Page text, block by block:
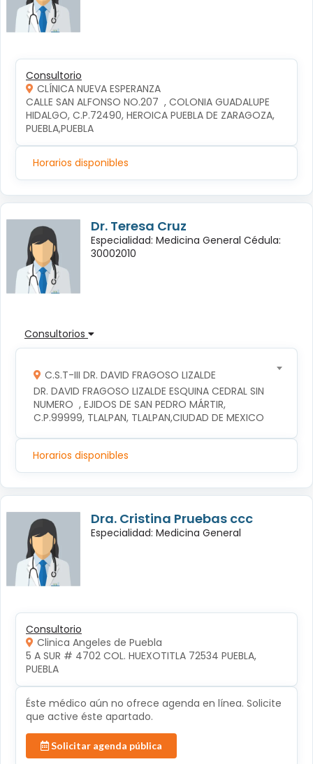
Consultorio
CLÍNICA NUEVA ESPERANZA
CALLE SAN ALFONSO NO.207  , COLONIA GUADALUPE
HIDALGO, C.P.72490, HEROICA PUEBLA DE ZARAGOZA,
PUEBLA,PUEBLA
Horarios disponibles
Dr. Teresa Cruz
Especialidad: Medicina General Cédula:
30002010
Consultorios
C.S.T-III DR. DAVID FRAGOSO LIZALDE
DR. DAVID FRAGOSO LIZALDE ESQUINA CEDRAL SIN
NUMERO  , EJIDOS DE SAN PEDRO MÁRTIR,
C.P.99999, TLALPAN, TLALPAN,CIUDAD DE MEXICO
Horarios disponibles
Dra. Cristina Pruebas ccc
Especialidad: Medicina General
Consultorio
Clinica Angeles de Puebla
5 A SUR # 4702 COL. HUEXOTITLA 72534 PUEBLA,
PUEBLA
Éste médico aún no ofrece agenda en línea. Solicite
que active éste apartado.
Solicitar agenda pública